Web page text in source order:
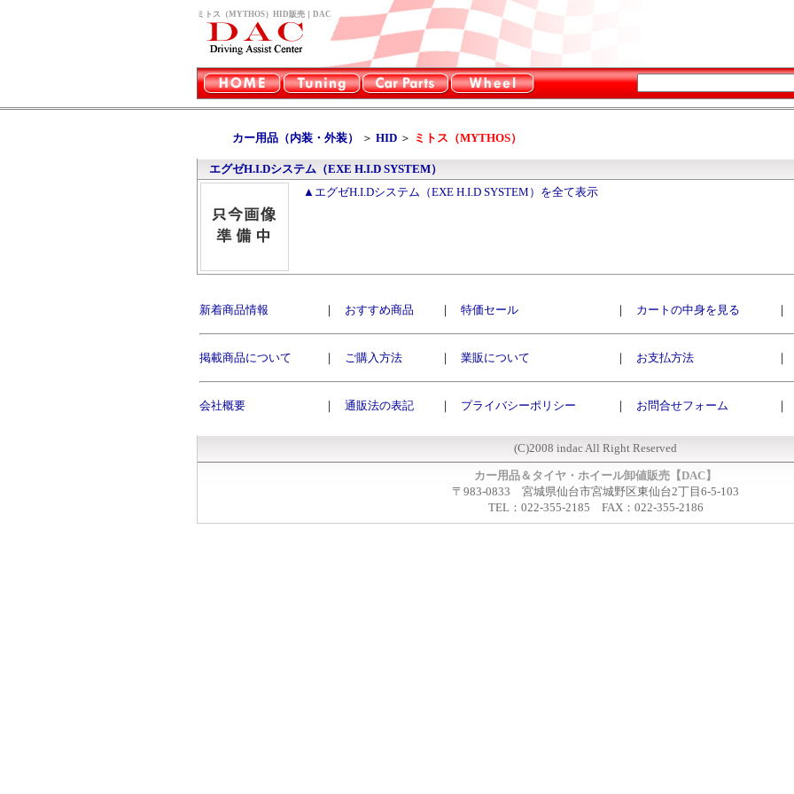
ミトス（MYTHOS）HID販売｜DAC
カー用品（内装・外装） ＞ HID ＞ ミトス（MYTHOS）
エグゼH.I.Dシステム（EXE H.I.D SYSTEM）
▲エグゼH.I.Dシステム（EXE H.I.D SYSTEM）を全て表示
新着商品情報 ｜ おすすめ商品 ｜ 特価セール ｜ カートの中身を見る ｜
掲載商品について ｜ ご購入方法 ｜ 業販について ｜ お支払方法 ｜
会社概要 ｜ 通販法の表記 ｜ プライバシーポリシー ｜ お問合せフォーム ｜
(C)2008 indac All Right Reserved
カー用品＆タイヤ・ホイール卸値販売【DAC】
〒983-0833 宮城県仙台市宮城野区東仙台2丁目6-5-103
TEL：022-355-2185 FAX：022-355-2186